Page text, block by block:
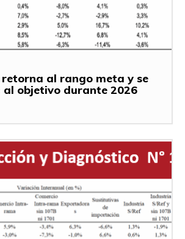
al rango meta y se
objetivo durante 2026